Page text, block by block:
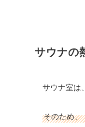
サウナの
サウナ室は
そのため、